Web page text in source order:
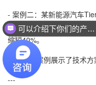
- 案例二：某新能源汽车
采用“柔性生产线+离线编
缩短40%。
这些真实案例展示了技术
---